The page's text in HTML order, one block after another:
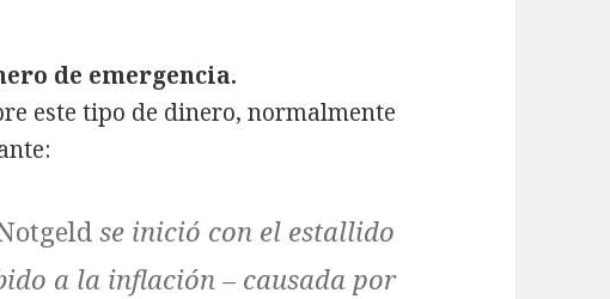
de emergencia.
este tipo de dinero, normalmente
se inició con el estallido
a la inflación – causada por